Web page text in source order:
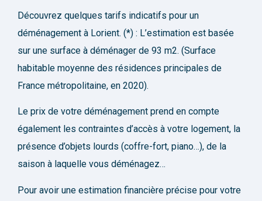
Découvrez quelques tarifs indicatifs pour un
déménagement à Lorient. (*) : L’estimation est basée
sur une surface à déménager de 93 m2. (Surface
habitable moyenne des résidences principales de
France métropolitaine, en 2020).
Le prix de votre déménagement prend en compte
également les contraintes d’accès à votre logement, la
présence d’objets lourds (coffre-fort, piano…), de la
saison à laquelle vous déménagez…
Pour avoir une estimation financière précise pour votre